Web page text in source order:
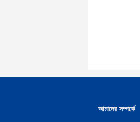
আমাদের সম্পর্কে